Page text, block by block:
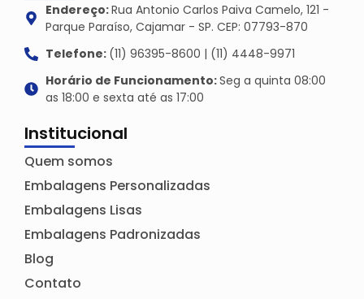
Endereço:Rua Antonio Carlos Paiva Camelo, 121 -
Parque Paraíso, Cajamar - SP. CEP: 07793-870
Telefone: (11) 96395-8600 | (11) 4448-9971
Horário de Funcionamento:Seg a quinta 08:00
as 18:00 e sexta até as 17:00
Institucional
Quem somos
Embalagens Personalizadas
Embalagens Lisas
Embalagens Padronizadas
Blog
Contato